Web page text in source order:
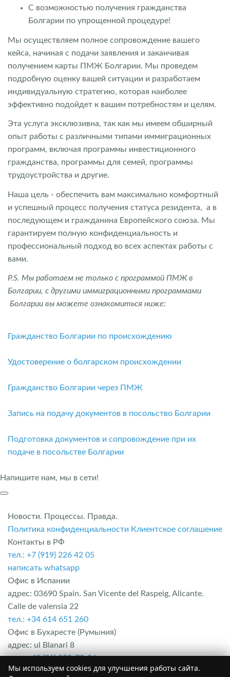
С возможностью получения гражданства
Болгарии по упрощенной процедуре!
Мы осуществляем полное сопровождение вашего
кейса, начиная с подачи заявления и заканчивая
получением карты ПМЖ Болгарии. Мы проведем
подробную оценку вашей ситуации и разработаем
индивидуальную стратегию, которая наиболее
эффективно подойдет к вашим потребностям и целям.
Эта услуга эксклюзивна, так как мы имеем обширный
опыт работы с различными типами иммиграционных
программ, включая программы инвестиционного
гражданства, программы для семей, программы
трудоустройства и другие.
Наша цель - обеспечить вам максимально комфортный
и успешный процесс получения статуса резидента, а в
последующем и гражданина Европейского союза. Мы
гарантируем полную конфиденциальность и
профессиональный подход во всех аспектах работы с
вами.
P.S. Мы работаем не только с программой ПМЖ в
Болгарии, с другими иммиграционными программами
Болгарии вы можете ознакомиться ниже:
Гражданство Болгарии по происхождению
Удостоверение о болгарском происхождении
Гражданство Болгарии через ПМЖ
Запись на подачу документов в посольство Болгарии
Подготовка документов и сопровождение при их
подаче в посольстве Болгарии
Напишите нам, мы в сети!
Новости. Процессы. Правда.
Политика конфиденциальности Клиентское соглашение
Контакты в РФ
тел.: +7 (919) 226 42 05
написать whatsapp
Офис в Испании
адрес: 03690 Spain. San Vicente del Raspeig, Alicante.
Calle de valensia 22
тел.: +34 614 651 260
Офис в Бухаресте (Румыния)
адрес: ul Blanari 8
тел.: +40 (31) 229-70-96
Офис в Болгарии
Мы используем cookies для улучшения работы сайта.